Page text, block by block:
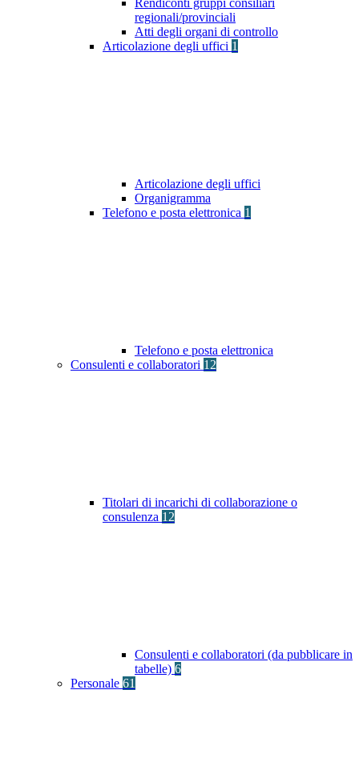
Rendiconti gruppi consiliari
regionali/provinciali
Atti degli organi di controllo
Articolazione degli uffici 1
Articolazione degli uffici
Organigramma
Telefono e posta elettronica 1
Telefono e posta elettronica
Consulenti e collaboratori 12
Titolari di incarichi di collaborazione o
consulenza 12
Consulenti e collaboratori (da pubblicare in
tabelle) 6
Personale 61